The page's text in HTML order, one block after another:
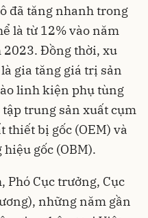
đã tăng nhanh trong
là từ 12% vào năm
2023. Đồng thời, xu
gia tăng giá trị sản
linh kiện phụ tùng
trung sản xuất cụm
bị gốc (OEM) và
gốc (OBM).
Phó Cục trưởng, Cục
những năm gần